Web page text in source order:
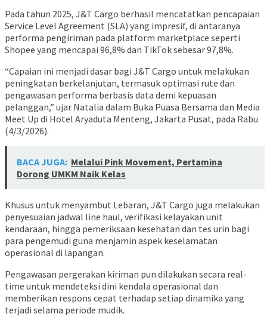
Pada tahun 2025, J&T Cargo berhasil mencatatkan pencapaian
Service Level Agreement (SLA) yang impresif, di antaranya
performa pengiriman pada platform marketplace seperti
Shopee yang mencapai 96,8% dan TikTok sebesar 97,8%.
“Capaian ini menjadi dasar bagi J&T Cargo untuk melakukan
peningkatan berkelanjutan, termasuk optimasi rute dan
pengawasan performa berbasis data demi kepuasan
pelanggan,” ujar Natalia dalam Buka Puasa Bersama dan Media
Meet Up di Hotel Aryaduta Menteng, Jakarta Pusat, pada Rabu
(4/3/2026).
BACA JUGA: Melalui Pink Movement, Pertamina
Dorong UMKM Naik Kelas
Khusus untuk menyambut Lebaran, J&T Cargo juga melakukan
penyesuaian jadwal line haul, verifikasi kelayakan unit
kendaraan, hingga pemeriksaan kesehatan dan tes urin bagi
para pengemudi guna menjamin aspek keselamatan
operasional di lapangan.
Pengawasan pergerakan kiriman pun dilakukan secara real-
time untuk mendeteksi dini kendala operasional dan
memberikan respons cepat terhadap setiap dinamika yang
terjadi selama periode mudik.